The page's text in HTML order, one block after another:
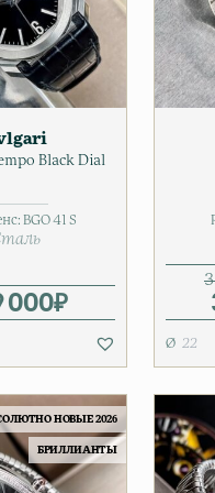
Black Dial
BGO 41 S
000₽
22
НОВЫЕ 2026
БРИЛЛИАНТЫ